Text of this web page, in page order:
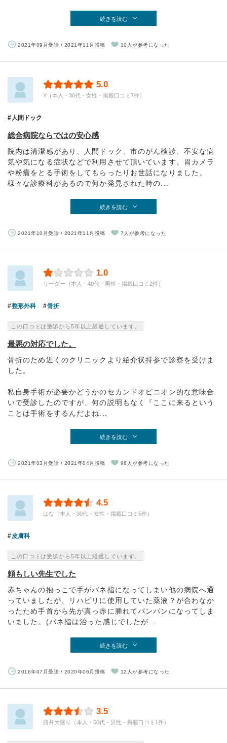
続きを読む
2021年09月受診 / 2021年11月投稿 10人が参考になった
5.0
Y（本人・30代・女性・掲載口コミ7件）
人間ドック
総合病院ならではの安心感
院内は清潔感があり、人間ドック、市のがん検診、不安な病
気や気になる症状などで利用させて頂いています。胃カメラ
や粉瘤をとる手術をしてもらったりお世話になりました。
様々な診療科があるので何か発見された時の...
続きを読む
2021年10月受診 / 2021年11月投稿 7人が参考になった
1.0
リーダー（本人・40代・男性・掲載口コミ2件）
整形外科 骨折
この口コミは受診から5年以上経過しています。
最悪の対応でした。
骨折のため近くのクリニックより紹介状持参で診察を受けま
した。
私自身手術が必要かどうかのセカンドオピニオン的な意味合
いで受診したのですが、何の説明もなく『ここに来るという
ことは手術をするんだよね...
続きを読む
2021年03月受診 / 2021年04月投稿 98人が参考になった
4.5
はな（本人・30代・女性・掲載口コミ5件）
皮膚科
この口コミは受診から5年以上経過しています。
頼もしい先生でした
赤ちゃんの抱っこで手がバネ指になってしまい他の病院へ通
っていましたが、リハビリに使用していた薬液？が合わなか
ったため手首から先が真っ赤に腫れてパンパンになってしま
いました。(バネ指は治った感じでしたが...
続きを読む
2016年07月受診 / 2020年06月投稿 12人が参考になった
3.5
勝丼大盛り（本人・50代・男性・掲載口コミ1件）